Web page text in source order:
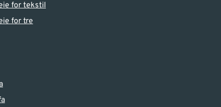
for tekstil
for tre